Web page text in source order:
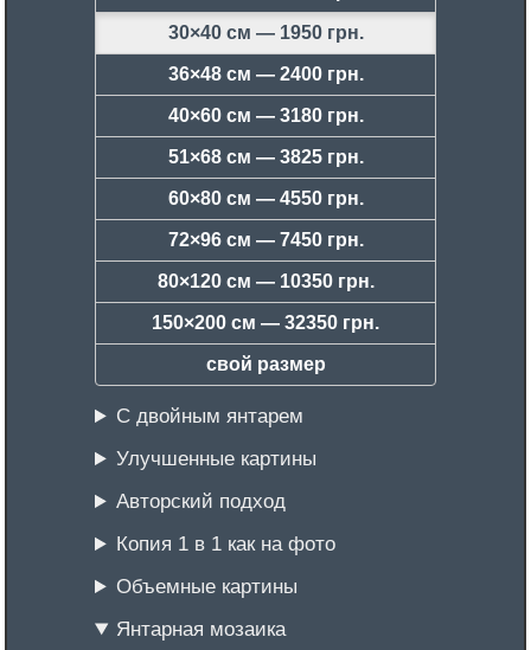
30×40 см — 1950 грн.
36×48 см — 2400 грн.
40×60 см — 3180 грн.
51×68 см — 3825 грн.
60×80 см — 4550 грн.
72×96 см — 7450 грн.
80×120 см — 10350 грн.
150×200 см — 32350 грн.
свой размер
С двойным янтарем
Улучшенные картины
Авторский подход
Копия 1 в 1 как на фото
Объемные картины
Янтарная мозаика